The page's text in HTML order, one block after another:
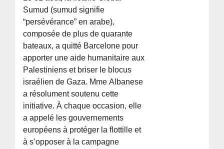
Sumud (sumud signifie
“persévérance” en arabe),
composée de plus de quarante
bateaux, a quitté Barcelone pour
apporter une aide humanitaire aux
Palestiniens et briser le blocus
israélien de Gaza. Mme Albanese
a résolument soutenu cette
initiative. À chaque occasion, elle
a appelé les gouvernements
européens à protéger la flottille et
à s’opposer à la campagne